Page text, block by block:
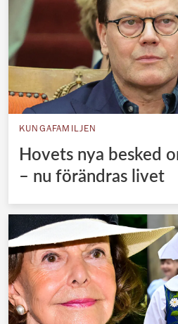
KUNGAFAMILJEN
Hovets nya besked
– nu förändras livet